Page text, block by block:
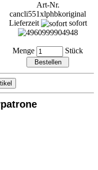
Art-Nr.
cancli551xlphbkoriginal
Lieferzeit
sofort
Menge Stück